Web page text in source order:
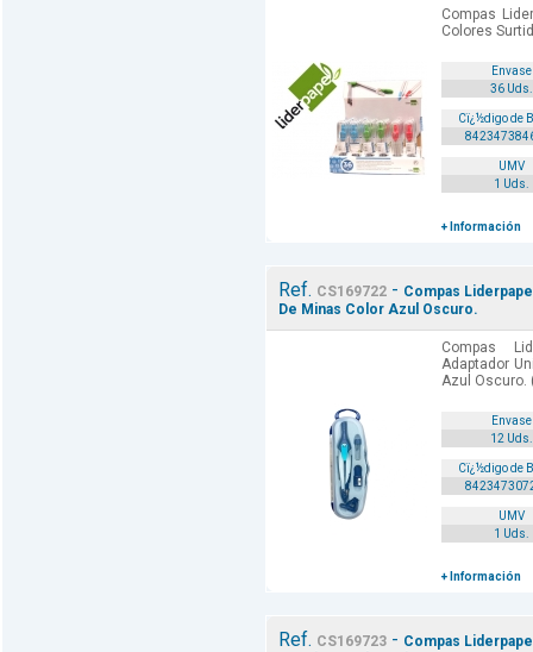
Compas
Colores
Envase
36 Uds.
Cï¿½digo de
UMV
1 Uds.
+ Información
Ref. CS169722- Compas
De Minas Color Azul Oscuro.
Compas
Adaptador
Azul Oscuro.
Envase
12 Uds.
Cï¿½digo de
UMV
1 Uds.
+ Información
Ref. CS169723- Compas